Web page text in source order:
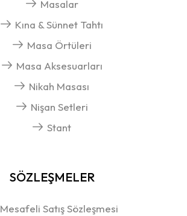
Masalar
Kına & Sünnet Tahtı
Masa Örtüleri
Masa Aksesuarları
Nikah Masası
Nişan Setleri
Stant
SÖZLEŞMELER
Mesafeli Satış Sözleşmesi